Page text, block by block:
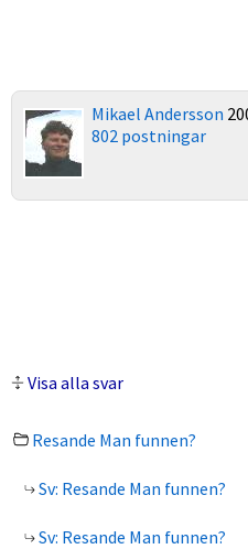
Mikael Andersson
802 postningar
Visa alla svar
Resande Man funnen?
Sv: Resande Man funnen?
Sv: Resande Man funnen?